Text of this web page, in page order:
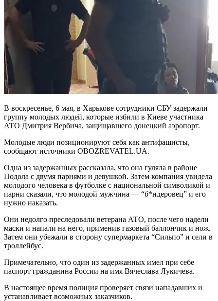
В воскресенье, 6 мая, в Харькове сотрудники СБУ задержали
группу молодых людей, которые избили в Киеве участника
АТО Дмитрия Вербича, защищавшего донецкий аэропорт.
Молодые люди позиционируют себя как антифашисты,
сообщают источники OBOZREVATEL.UA.
Одна из задержанных рассказала, что она гуляла в районе
Подола с двумя парнями и девушкой. Затем компания увидела
молодого человека в футболке с национальной символикой и
парни сказали, что молодой мужчина — “б*ндеровец” и его
нужно наказать.
Они недолго преследовали ветерана АТО, после чего надели
маски и напали на него, применив газовый баллончик и нож.
Затем они убежали в сторону супермаркета “Сильпо” и сели в
троллейбус.
Примечательно, что один из задержанных имел при себе
паспорт гражданина России на имя Вячеслава Лукичева.
В настоящее время полиция проверяет связи нападавших и
устанавливает возможных заказчиков.